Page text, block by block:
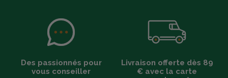
Des passionnés pour
vous conseiller
Livraison offerte dès 89
€ avec la carte